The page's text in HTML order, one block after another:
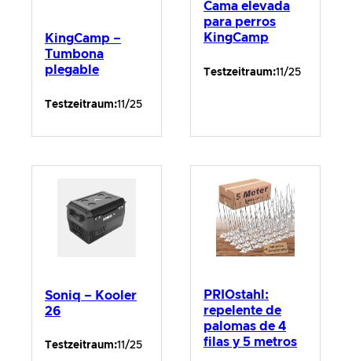
KingCamp –
Tumbona
plegable
Testzeitraum:11/25
Cama elevada
para perros
KingCamp
Testzeitraum:11/25
Soniq – Kooler
26
Testzeitraum:11/25
PRIOstahl:
repelente de
palomas de 4
filas y 5 metros